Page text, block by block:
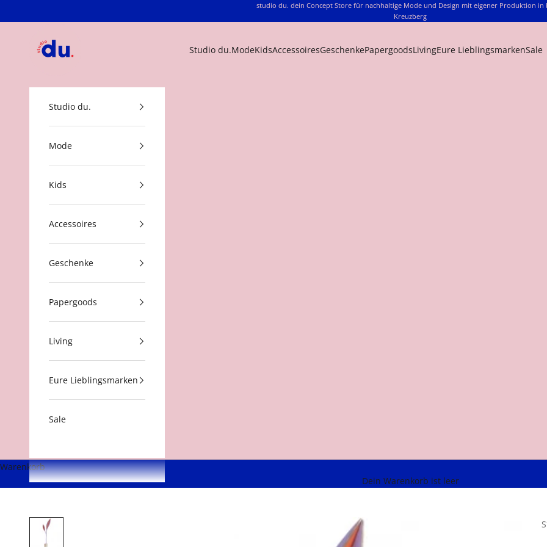
studio du. dein Concept Store für nachhaltige Mode und Design mit eigener Produktion in
Kreuzberg
Studio du.ModeKidsAccessoiresGeschenkePapergoodsLivingEure LieblingsmarkenSale
Studio du.
Mode
Kids
Accessoires
Geschenke
Papergoods
Living
Eure Lieblingsmarken
Sale
Warenkorb
Dein Warenkorb ist leer